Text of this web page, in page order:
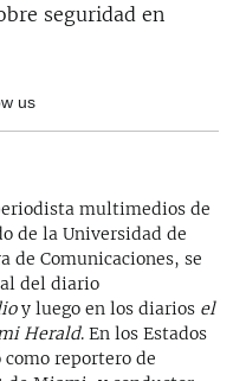
seguridad en
us
multimedios de
de la Universidad de
de Comunicaciones, se
del diario
y luego en los diarios el
Herald. En los Estados
reportero de